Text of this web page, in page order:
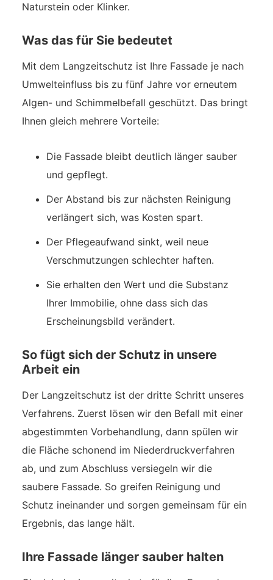
Naturstein oder Klinker.
Was das für Sie bedeutet
Mit dem Langzeitschutz ist Ihre Fassade je nach
Umwelteinfluss bis zu fünf Jahre vor erneutem
Algen- und Schimmelbefall geschützt. Das bringt
Ihnen gleich mehrere Vorteile:
Die Fassade bleibt deutlich länger sauber
und gepflegt.
Der Abstand bis zur nächsten Reinigung
verlängert sich, was Kosten spart.
Der Pflegeaufwand sinkt, weil neue
Verschmutzungen schlechter haften.
Sie erhalten den Wert und die Substanz
Ihrer Immobilie, ohne dass sich das
Erscheinungsbild verändert.
So fügt sich der Schutz in unsere
Arbeit ein
Der Langzeitschutz ist der dritte Schritt unseres
Verfahrens. Zuerst lösen wir den Befall mit einer
abgestimmten Vorbehandlung, dann spülen wir
die Fläche schonend im Niederdruckverfahren
ab, und zum Abschluss versiegeln wir die
saubere Fassade. So greifen Reinigung und
Schutz ineinander und sorgen gemeinsam für ein
Ergebnis, das lange hält.
Ihre Fassade länger sauber halten